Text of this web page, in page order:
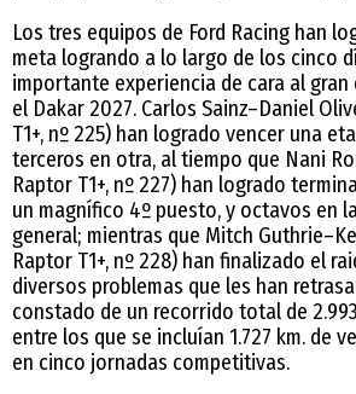
Los tres equipos de Ford Racing han
meta logrando a lo largo de los cinco
importante experiencia de cara al
el Dakar 2027. Carlos Sainz–Daniel
T1+, nº 225) han logrado vencer una
terceros en otra, al tiempo que Nani
Raptor T1+, nº 227) han logrado
un magnífico 4º puesto, y octavos en
general; mientras que Mitch
Raptor T1+, nº 228) han finalizado el
diversos problemas que les han
constado de un recorrido total de
entre los que se incluían 1.727 km. de
en cinco jornadas competitivas.